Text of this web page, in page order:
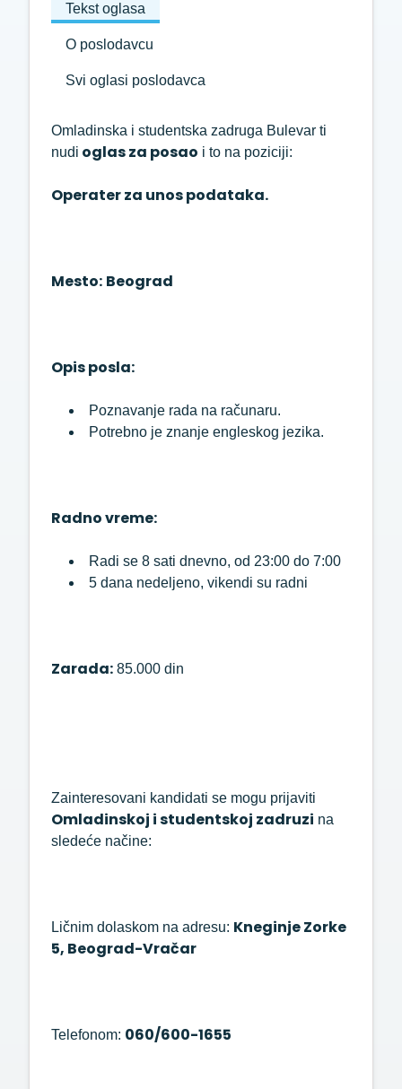
Tekst oglasa
O poslodavcu
Svi oglasi poslodavca
Omladinska i studentska zadruga Bulevar ti
nudi oglas za posao i to na poziciji:
Operater za unos podataka.
Mesto: Beograd
Opis posla:
Poznavanje rada na računaru.
Potrebno je znanje engleskog jezika.
Radno vreme:
Radi se 8 sati dnevno, od 23:00 do 7:00
5 dana nedeljeno, vikendi su radni
Zarada: 85.000 din
Zainteresovani kandidati se mogu prijaviti
Omladinskoj i studentskoj zadruzi na
sledeće načine:
Ličnim dolaskom na adresu: Kneginje Zorke
5, Beograd-Vračar
Telefonom: 060/600-1655